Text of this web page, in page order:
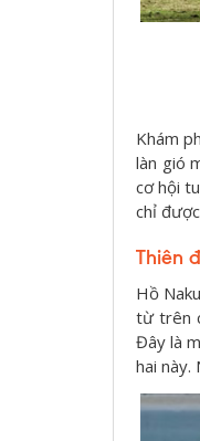
Khám
làn gió
cơ hội
chỉ
Thiên
Hồ
từ trên
Đây là
hai này.